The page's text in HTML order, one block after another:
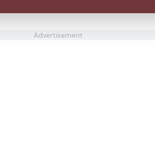
Advertisement